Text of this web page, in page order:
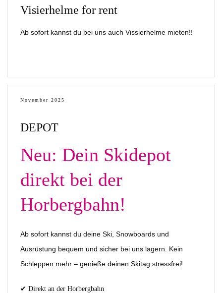
Visierhelme for rent
Ab sofort kannst du bei uns auch Vissierhelme mieten!!
November 2025
DEPOT
Neu: Dein Skidepot
direkt bei der
Horbergbahn!
Ab sofort kannst du deine Ski, Snowboards und
Ausrüstung bequem und sicher bei uns lagern. Kein
Schleppen mehr – genieße deinen Skitag stressfrei!
✔ Direkt an der Horbergbahn